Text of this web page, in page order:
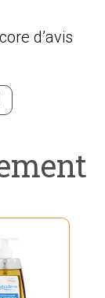
d’avis